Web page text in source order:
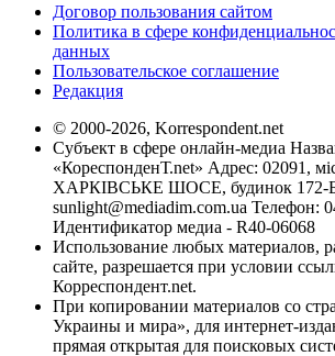
Договор пользования сайтом
Политика в сфере
данных
Пользовательское соглашение
Редакция
© 2000-2026, Korrespondent.net
Субъект в сфере онлайн-медиа
«КореспонденТ.net» Адрес: 02091,
ХАРКІВСЬКЕ ШОСЕ, будинок 172-Б,
sunlight@mediadim.com.ua Телефон:
Идентификатор медиа - R40-06068
Использование любых материалов,
сайте, разрешается при условии
Корреспондент.net.
При копировании материалов со
Украины и мира», для интернет-
прямая открытая для поисковых